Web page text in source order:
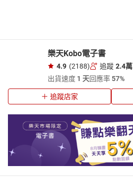
樂天Kobo電子書
4.9 (2188) 追蹤 2.4萬
出貨速度 1 天回應率57%
追蹤店家